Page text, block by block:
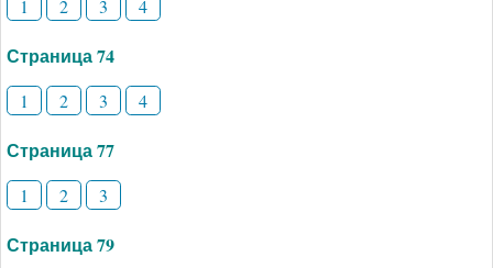
1 2 3 4
Страница 74
1 2 3 4
Страница 77
1 2 3
Страница 79